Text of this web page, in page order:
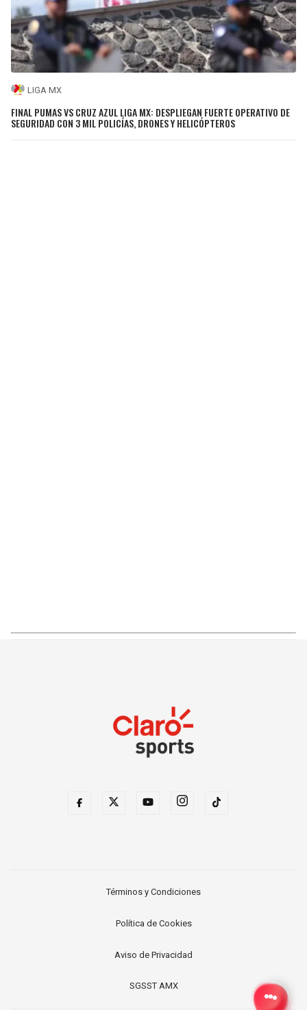
LIGA MX
FINAL PUMAS VS CRUZ AZUL LIGA MX: DESPLIEGAN FUERTE OPERATIVO DE
SEGURIDAD CON 3 MIL POLICÍAS, DRONES Y HELICÓPTEROS
Términos y Condiciones
Política de Cookies
Aviso de Privacidad
SGSST AMX